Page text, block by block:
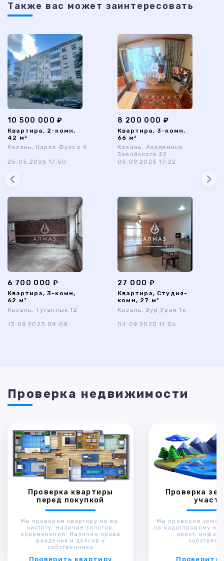
Также ваc может заинтересовать
10 500 000 ₽
Квартира, 2-комн,
42 м²
Казань, Карла Фукса 4
25.05.2026 17:50
8 200 000 ₽
Квартира, 3-комн,
66 м²
Казань, Академика
Завойского 22
05.09.2025 17:22
6 700 000 ₽
Квартира, 3-комн,
62 м²
Казань, Туганлык 12
13.09.2023 09:09
27 000 ₽
Квартира, Студия-
комн, 27 м²
Казань, Зур Урам 1к
04.09.2025 11:56
Проверка недвижимости
Проверка квартиры
перед покупкой
Мы проверим квартиру на юр.
чистоту, наличие залогов,
обременений. Наличие права
владения и долгов у
собственника
Проверить квартиру
Проверка
Мы проверим
по кадастровому
арест,
Проверить